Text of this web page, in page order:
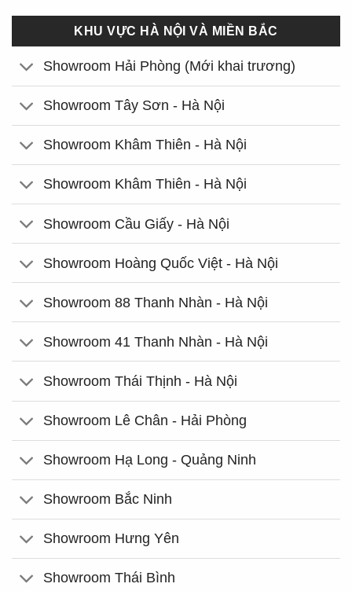
KHU VỰC HÀ NỘI VÀ MIỀN BẮC
Showroom Hải Phòng (Mới khai trương)
Showroom Tây Sơn - Hà Nội
Showroom Khâm Thiên - Hà Nội
Showroom Khâm Thiên - Hà Nội
Showroom Cầu Giấy - Hà Nội
Showroom Hoàng Quốc Việt - Hà Nội
Showroom 88 Thanh Nhàn - Hà Nội
Showroom 41 Thanh Nhàn - Hà Nội
Showroom Thái Thịnh - Hà Nội
Showroom Lê Chân - Hải Phòng
Showroom Hạ Long - Quảng Ninh
Showroom Bắc Ninh
Showroom Hưng Yên
Showroom Thái Bình